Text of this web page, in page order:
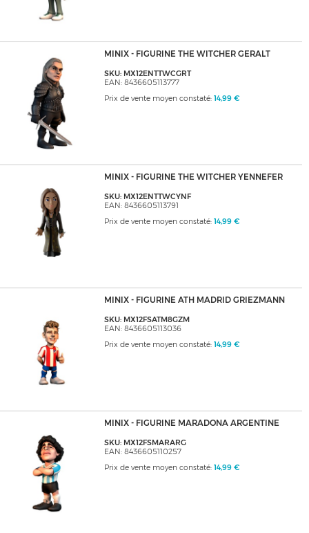
MINIX - FIGURINE THE WITCHER GERALT
SKU: MX12ENTTWCGRT
EAN: 8436605113777
Prix de vente moyen constaté: 14,99 €
MINIX - FIGURINE THE WITCHER YENNEFER
SKU: MX12ENTTWCYNF
EAN: 8436605113791
Prix de vente moyen constaté: 14,99 €
MINIX - FIGURINE ATH MADRID GRIEZMANN
SKU: MX12FSATM8GZM
EAN: 8436605113036
Prix de vente moyen constaté: 14,99 €
MINIX - FIGURINE MARADONA ARGENTINE
SKU: MX12FSMARARG
EAN: 8436605110257
Prix de vente moyen constaté: 14,99 €